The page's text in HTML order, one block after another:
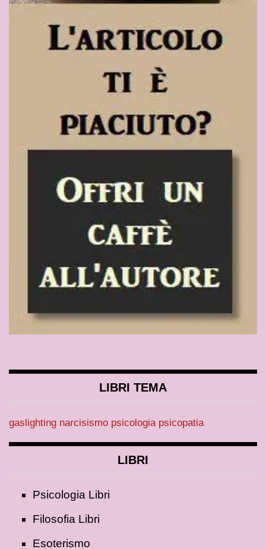
LIBRI TEMA
gaslighting narcisismo psicologia psicopatia
LIBRI
Psicologia Libri
Filosofia Libri
Esoterismo